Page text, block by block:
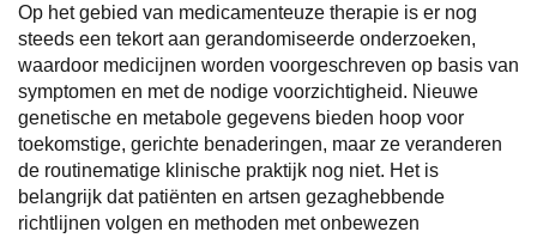
Op het gebied van medicamenteuze therapie is er nog
steeds een tekort aan gerandomiseerde onderzoeken,
waardoor medicijnen worden voorgeschreven op basis van
symptomen en met de nodige voorzichtigheid. Nieuwe
genetische en metabole gegevens bieden hoop voor
toekomstige, gerichte benaderingen, maar ze veranderen
de routinematige klinische praktijk nog niet. Het is
belangrijk dat patiënten en artsen gezaghebbende
richtlijnen volgen en methoden met onbewezen